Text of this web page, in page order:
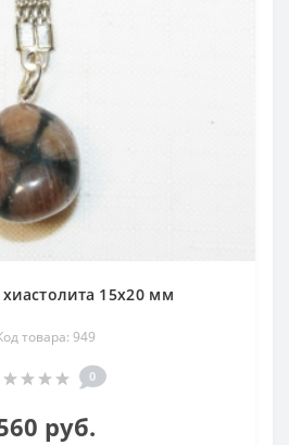
15х20 мм
товара: 949
0
руб.